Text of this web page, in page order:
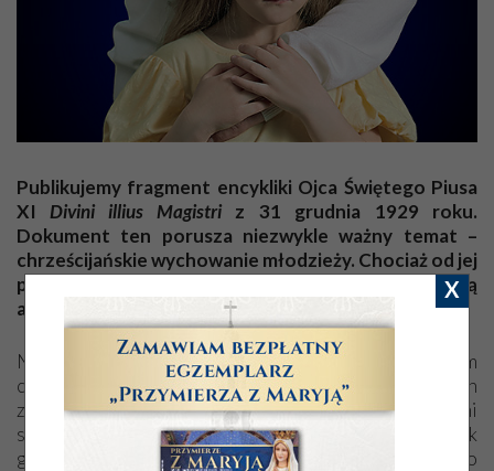
X
Publikujemy fragment encykliki Ojca Świętego Piusa
XI Divini illius Magistri z 31 grudnia 1929 roku.
Dokument ten porusza niezwykle ważny temat –
chrześcijańskie wychowanie młodzieży. Chociaż od jej
publikacji minął prawie wiek, wciąż uderza swą
aktualnością!
Nigdy nie powinno się tracić z oczu, że przedmiotem
chrześcijańskiego wychowania jest cały człowiek, duch
złączony z ciałem w jedności natury, ze wszystkimi
swoimi władzami przyrodzonymi i nadprzyrodzonymi, jak
go nam przedstawia zdrowy rozum i Objawienie; przeto